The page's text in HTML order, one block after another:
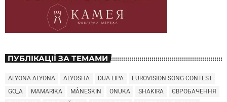
ПУБЛІКАЦІЇ ЗА ТЕМАМИ
ALYONA ALYONA ALYOSHA DUA LIPA
EUROVISION SONG CONTEST
GO_A
MAMARIKA MÅNESKIN ONUKA SHAKIRA
ЄВРОБАЧЕННЯ